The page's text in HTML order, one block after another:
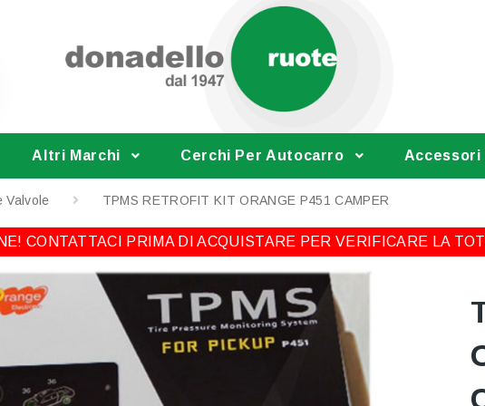
Altri Marchi Cerchi Per Autocarro Accessori
Valvole TPMS RETROFIT KIT ORANGE P451 CAMPER
CONTATTACI PRIMA DI ACQUISTARE PER VERIFICARE LA